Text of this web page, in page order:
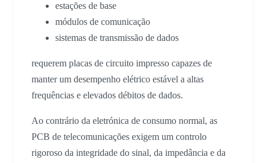
estações de base
módulos de comunicação
sistemas de transmissão de dados
requerem placas de circuito impresso capazes de
manter um desempenho elétrico estável a altas
frequências e elevados débitos de dados.
Ao contrário da eletrónica de consumo normal, as
PCB de telecomunicações exigem um controlo
rigoroso da integridade do sinal, da impedância e da